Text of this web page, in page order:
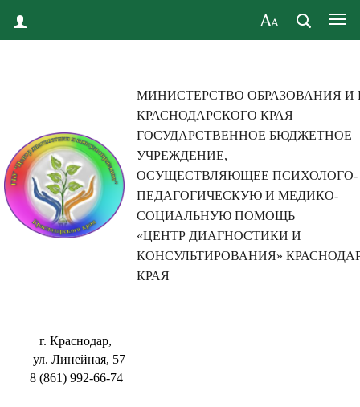
МИНИСТЕРСТВО ОБРАЗОВАНИЯ И
КРАСНОДАРСКОГО КРАЯ
ГОСУДАРСТВЕННОЕ БЮДЖЕТНОЕ
УЧРЕЖДЕНИЕ,
ОСУЩЕСТВЛЯЮЩЕЕ ПСИХОЛОГО-
ПЕДАГОГИЧЕСКУЮ И МЕДИКО-
СОЦИАЛЬНУЮ ПОМОЩЬ
«ЦЕНТР ДИАГНОСТИКИ И
КОНСУЛЬТИРОВАНИЯ»
КРАЯ
г. Краснодар,
ул. Линейная, 57
8 (861) 992-66-74